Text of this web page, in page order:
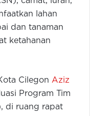
lahan
dan tanaman
ketahanan
Cilegon Aziz
Program Tim
di ruang rapat